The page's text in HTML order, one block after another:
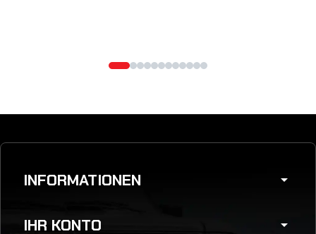
INFORMATIONEN arrow_drop_down
IHR KONTO arrow_drop_down